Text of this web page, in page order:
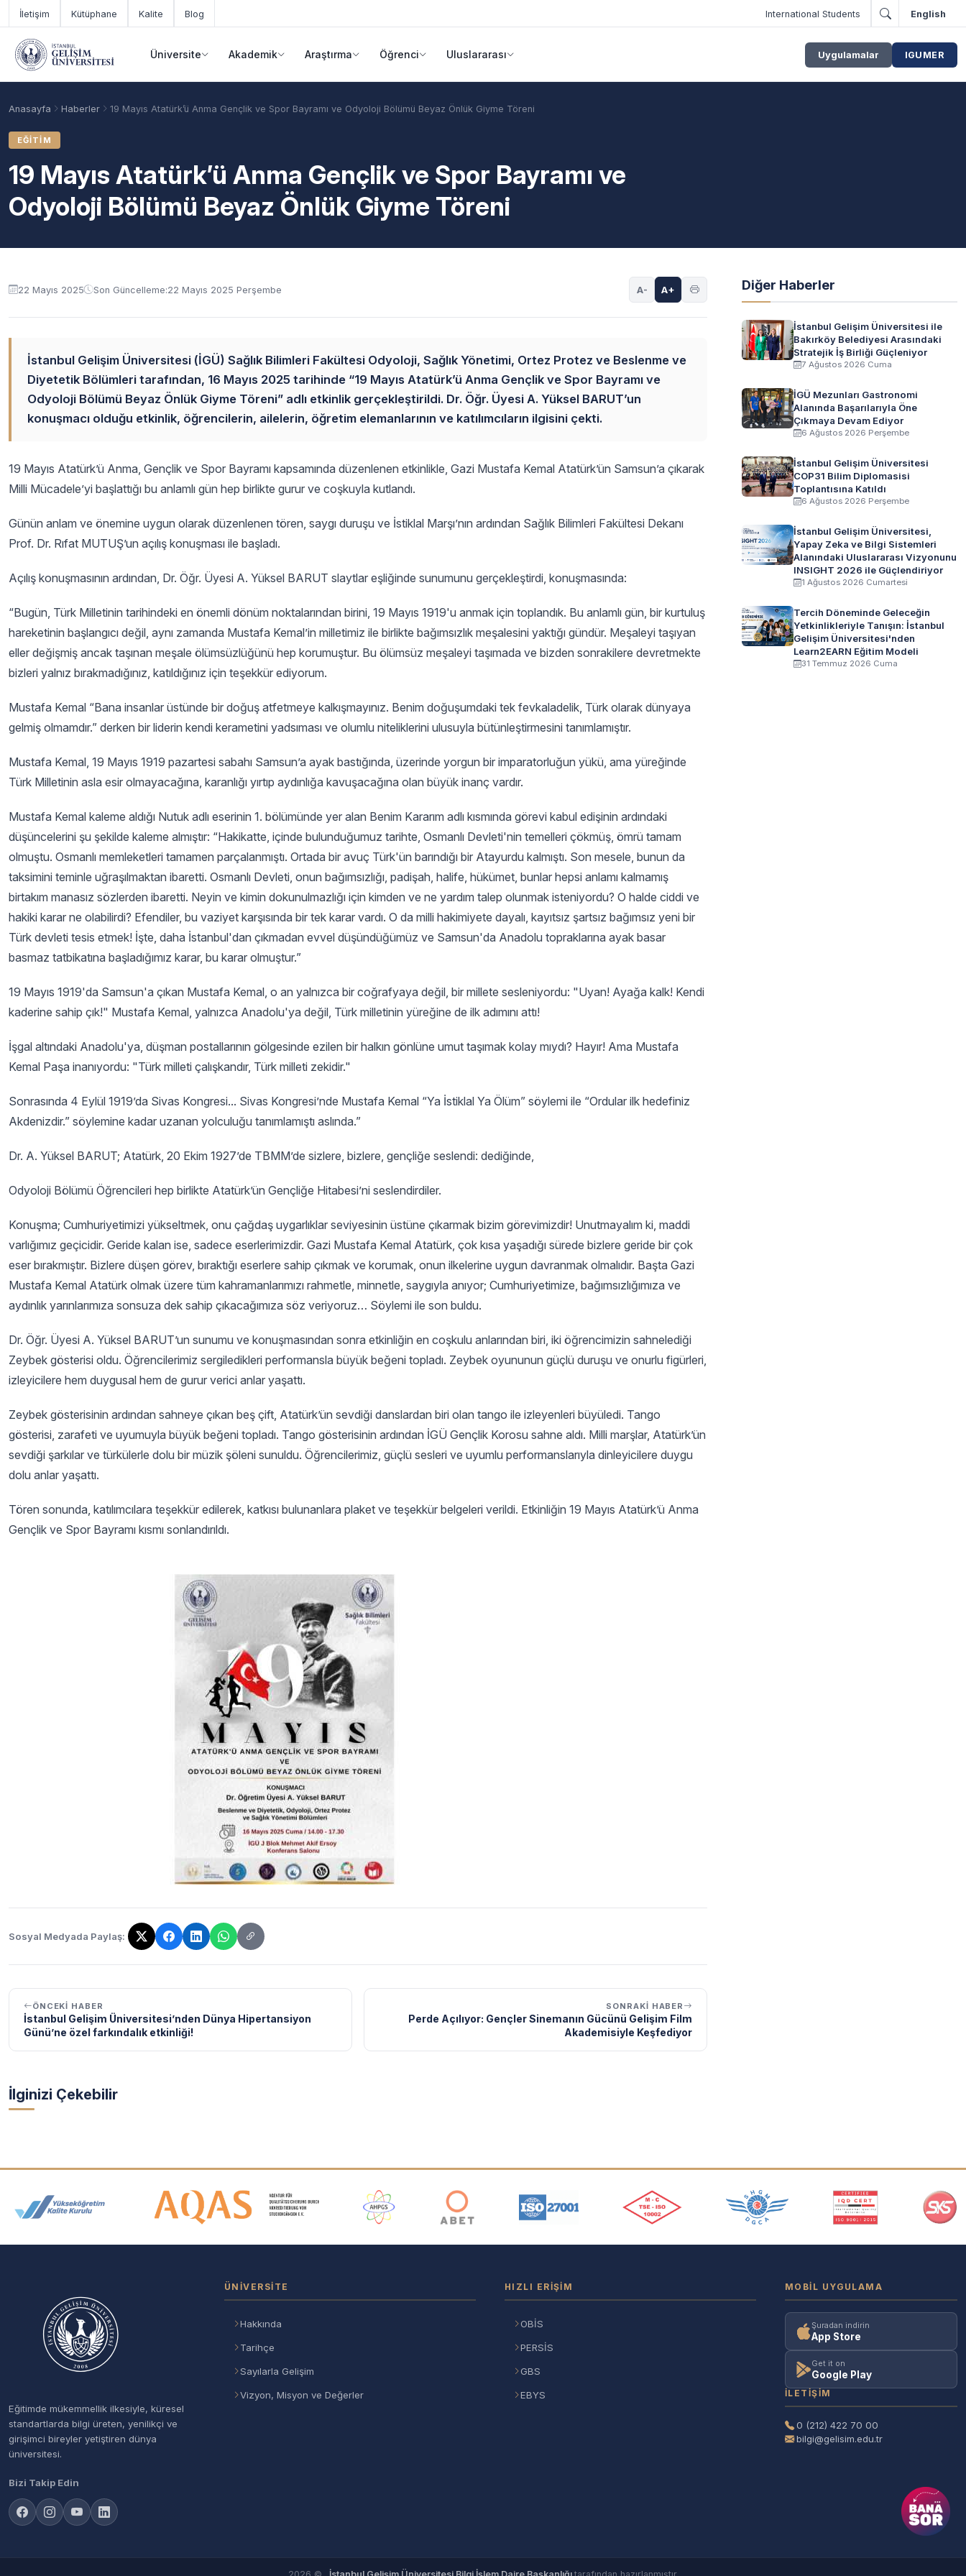
Ana içeriğe geç
İletişim Kütüphane Kalite Blog International Students English
Üniversite Akademik Araştırma Öğrenci Uluslararası Uygulamalar IGUMER
Anasayfa Haberler 19 Mayıs Atatürk’ü Anma Gençlik ve Spor Bayramı ve Odyoloji Bölümü Beyaz Önlük Giyme Töreni
EĞITIM
19 Mayıs Atatürk’ü Anma Gençlik ve Spor Bayramı ve
Odyoloji Bölümü Beyaz Önlük Giyme Töreni
22 Mayıs 2025 Son Güncelleme:22 Mayıs 2025 Perşembe A- A+
İstanbul Gelişim Üniversitesi (İGÜ) Sağlık Bilimleri Fakültesi Odyoloji, Sağlık Yönetimi, Ortez Protez ve Beslenme ve
Diyetetik Bölümleri tarafından, 16 Mayıs 2025 tarihinde “19 Mayıs Atatürk’ü Anma Gençlik ve Spor Bayramı ve
Odyoloji Bölümü Beyaz Önlük Giyme Töreni” adlı etkinlik gerçekleştirildi. Dr. Öğr. Üyesi A. Yüksel BARUT’un
konuşmacı olduğu etkinlik, öğrencilerin, ailelerin, öğretim elemanlarının ve katılımcıların ilgisini çekti.
19 Mayıs Atatürk’ü Anma, Gençlik ve Spor Bayramı kapsamında düzenlenen etkinlikle, Gazi Mustafa Kemal Atatürk’ün Samsun’a çıkarak
Milli Mücadele’yi başlattığı bu anlamlı gün hep birlikte gurur ve coşkuyla kutlandı.
Günün anlam ve önemine uygun olarak düzenlenen tören, saygı duruşu ve İstiklal Marşı’nın ardından Sağlık Bilimleri Fakültesi Dekanı
Prof. Dr. Rıfat MUTUŞ’un açılış konuşması ile başladı.
Açılış konuşmasının ardından, Dr. Öğr. Üyesi A. Yüksel BARUT slaytlar eşliğinde sunumunu gerçekleştirdi, konuşmasında:
“Bugün, Türk Milletinin tarihindeki en önemli dönüm noktalarından birini, 19 Mayıs 1919'u anmak için toplandık. Bu anlamlı gün, bir kurtuluş
hareketinin başlangıcı değil, aynı zamanda Mustafa Kemal’in milletimiz ile birlikte bağımsızlık meşalesini yaktığı gündür. Meşaleyi taşıyan
eller değişmiş ancak taşınan meşale ölümsüzlüğünü hep korumuştur. Bu ölümsüz meşaleyi taşımada ve bizden sonrakilere devretmekte
bizleri yalnız bırakmadığınız, katıldığınız için teşekkür ediyorum.
Mustafa Kemal “Bana insanlar üstünde bir doğuş atfetmeye kalkışmayınız. Benim doğuşumdaki tek fevkaladelik, Türk olarak dünyaya
gelmiş olmamdır.” derken bir liderin kendi kerametini yadsıması ve olumlu niteliklerini ulusuyla bütünleştirmesini tanımlamıştır.
Mustafa Kemal, 19 Mayıs 1919 pazartesi sabahı Samsun’a ayak bastığında, üzerinde yorgun bir imparatorluğun yükü, ama yüreğinde
Türk Milletinin asla esir olmayacağına, karanlığı yırtıp aydınlığa kavuşacağına olan büyük inanç vardır.
Mustafa Kemal kaleme aldığı Nutuk adlı eserinin 1. bölümünde yer alan Benim Kararım adlı kısmında görevi kabul edişinin ardındaki
düşüncelerini şu şekilde kaleme almıştır: “Hakikatte, içinde bulunduğumuz tarihte, Osmanlı Devleti'nin temelleri çökmüş, ömrü tamam
olmuştu. Osmanlı memleketleri tamamen parçalanmıştı. Ortada bir avuç Türk'ün barındığı bir Atayurdu kalmıştı. Son mesele, bunun da
taksimini teminle uğraşılmaktan ibaretti. Osmanlı Devleti, onun bağımsızlığı, padişah, halife, hükümet, bunlar hepsi anlamı kalmamış
birtakım manasız sözlerden ibaretti. Neyin ve kimin dokunulmazlığı için kimden ve ne yardım talep olunmak isteniyordu? O halde ciddi ve
hakiki karar ne olabilirdi? Efendiler, bu vaziyet karşısında bir tek karar vardı. O da milli hakimiyete dayalı, kayıtsız şartsız bağımsız yeni bir
Türk devleti tesis etmek! İşte, daha İstanbul'dan çıkmadan evvel düşündüğümüz ve Samsun'da Anadolu topraklarına ayak basar
basmaz tatbikatına başladığımız karar, bu karar olmuştur.”
19 Mayıs 1919'da Samsun'a çıkan Mustafa Kemal, o an yalnızca bir coğrafyaya değil, bir millete sesleniyordu: "Uyan! Ayağa kalk! Kendi
kaderine sahip çık!" Mustafa Kemal, yalnızca Anadolu'ya değil, Türk milletinin yüreğine de ilk adımını attı!
İşgal altındaki Anadolu'ya, düşman postallarının gölgesinde ezilen bir halkın gönlüne umut taşımak kolay mıydı? Hayır! Ama Mustafa
Kemal Paşa inanıyordu: "Türk milleti çalışkandır, Türk milleti zekidir."
Sonrasında 4 Eylül 1919’da Sivas Kongresi... Sivas Kongresi’nde Mustafa Kemal “Ya İstiklal Ya Ölüm” söylemi ile “Ordular ilk hedefiniz
Akdenizdir.” söylemine kadar uzanan yolculuğu tanımlamıştı aslında.”
Dr. A. Yüksel BARUT; Atatürk, 20 Ekim 1927’de TBMM’de sizlere, bizlere, gençliğe seslendi: dediğinde,
Odyoloji Bölümü Öğrencileri hep birlikte Atatürk’ün Gençliğe Hitabesi’ni seslendirdiler.
Konuşma; Cumhuriyetimizi yükseltmek, onu çağdaş uygarlıklar seviyesinin üstüne çıkarmak bizim görevimizdir! Unutmayalım ki, maddi
varlığımız geçicidir. Geride kalan ise, sadece eserlerimizdir. Gazi Mustafa Kemal Atatürk, çok kısa yaşadığı sürede bizlere geride bir çok
eser bırakmıştır. Bizlere düşen görev, bıraktığı eserlere sahip çıkmak ve korumak, onun ilkelerine uygun davranmak olmalıdır. Başta Gazi
Mustafa Kemal Atatürk olmak üzere tüm kahramanlarımızı rahmetle, minnetle, saygıyla anıyor; Cumhuriyetimize, bağımsızlığımıza ve
aydınlık yarınlarımıza sonsuza dek sahip çıkacağımıza söz veriyoruz… Söylemi ile son buldu.
Dr. Öğr. Üyesi A. Yüksel BARUT’un sunumu ve konuşmasından sonra etkinliğin en coşkulu anlarından biri, iki öğrencimizin sahnelediği
Zeybek gösterisi oldu. Öğrencilerimiz sergiledikleri performansla büyük beğeni topladı. Zeybek oyununun güçlü duruşu ve onurlu figürleri,
izleyicilere hem duygusal hem de gurur verici anlar yaşattı.
Zeybek gösterisinin ardından sahneye çıkan beş çift, Atatürk’ün sevdiği danslardan biri olan tango ile izleyenleri büyüledi. Tango
gösterisi, zarafeti ve uyumuyla büyük beğeni topladı. Tango gösterisinin ardından İGÜ Gençlik Korosu sahne aldı. Milli marşlar, Atatürk’ün
sevdiği şarkılar ve türkülerle dolu bir müzik şöleni sunuldu. Öğrencilerimiz, güçlü sesleri ve uyumlu performanslarıyla dinleyicilere duygu
dolu anlar yaşattı.
Tören sonunda, katılımcılara teşekkür edilerek, katkısı bulunanlara plaket ve teşekkür belgeleri verildi. Etkinliğin 19 Mayıs Atatürk’ü Anma
Gençlik ve Spor Bayramı kısmı sonlandırıldı.
Sosyal Medyada Paylaş:
Bağlantı kopyalandı!
ÖNCEKI HABER
İstanbul Gelişim Üniversitesi’nden Dünya Hipertansiyon
Günü’ne özel farkındalık etkinliği!
SONRAKI HABER
Perde Açılıyor: Gençler Sinemanın Gücünü Gelişim Film
Akademisiyle Keşfediyor
İlginizi Çekebilir
Diğer Haberler
İstanbul Gelişim Üniversitesi ile
Bakırköy Belediyesi Arasındaki
Stratejik İş Birliği Güçleniyor
7 Ağustos 2026 Cuma
İGÜ Mezunları Gastronomi
Alanında Başarılarıyla Öne
Çıkmaya Devam Ediyor
6 Ağustos 2026 Perşembe
İstanbul Gelişim Üniversitesi
COP31 Bilim Diplomasisi
Toplantısına Katıldı
6 Ağustos 2026 Perşembe
İstanbul Gelişim Üniversitesi,
Yapay Zeka ve Bilgi Sistemleri
Alanındaki Uluslararası Vizyonunu
INSIGHT 2026 ile Güçlendiriyor
1 Ağustos 2026 Cumartesi
Tercih Döneminde Geleceğin
Yetkinlikleriyle Tanışın: İstanbul
Gelişim Üniversitesi'nden
Learn2EARN Eğitim Modeli
31 Temmuz 2026 Cuma
Akreditasyon ve Üyelik Logoları
Eğitimde mükemmellik ilkesiyle, küresel
standartlarda bilgi üreten, yenilikçi ve
girişimci bireyler yetiştiren dünya
üniversitesi.
Bizi Takip Edin
ÜNIVERSITE
Hakkında
Tarihçe
Sayılarla Gelişim
Vizyon, Misyon ve Değerler
HIZLI ERIŞIM
OBİS
PERSİS
GBS
EBYS
MOBIL UYGULAMA
Şuradan indirin
App Store
Get it on
Google Play
İLETIŞIM
0 (212) 422 70 00
bilgi@gelisim.edu.tr